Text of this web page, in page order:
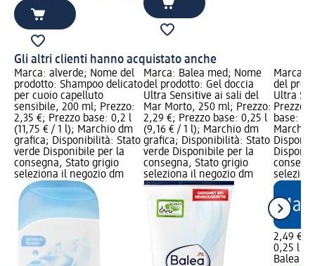
Gli altri clienti hanno acquistato anche
Marca: alverde; Nome del
prodotto: Shampoo delicato
per cuoio capelluto
sensibile, 200 ml; Prezzo:
2,35 €; Prezzo base: 0,2 l
(11,75 € / 1 l); Marchio dm
grafica; Disponibilità: Stato
verde Disponibile per la
consegna, Stato grigio
seleziona il negozio dm
Marca: Balea med; Nome
del prodotto: Gel doccia
Ultra Sensitive ai sali del
Mar Morto, 250 ml; Prezzo:
2,29 €; Prezzo base: 0,25 l
(9,16 € / 1 l); Marchio dm
grafica; Disponibilità: Stato
verde Disponibile per la
consegna, Stato grigio
seleziona il negozio dm
Marca:
del
Ultra
Prezzo:
base:
Marchio
2,49 €
0,25 l
Balea